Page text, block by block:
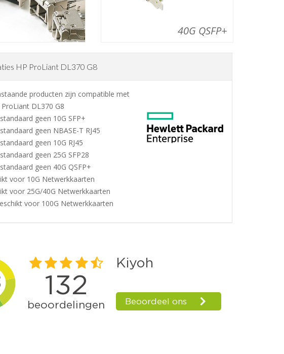
40G QSFP+
HP ProLiant DL370 G8
producten zijn compatible met
ProLiant DL370 G8
geen 10G SFP+
geen NBASE-T RJ45
geen 10G RJ45
geen 25G SFP28
geen 40G QSFP+
voor 10G Netwerkkaarten
voor 25G/40G Netwerkkaarten
voor 100G Netwerkkaarten